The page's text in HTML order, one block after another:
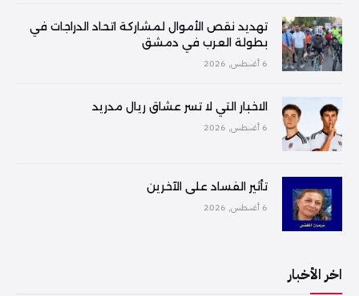
تهديد نقص الأموال لمشاركة اتحاد الدراجات في
بطولة العرب في دمشق
6 أغسطس, 2026
الاخبار التي لا تسر عشاق ريال مدريد
6 أغسطس, 2026
تأثير الفساد على الآخرين
6 أغسطس, 2026
اخر الأخبار